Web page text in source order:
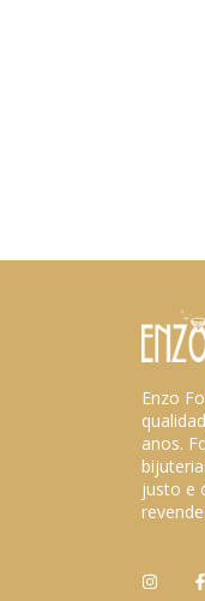
Enzo
anos.
justo e